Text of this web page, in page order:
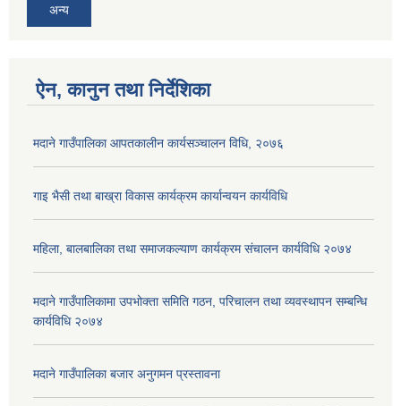
अन्य
ऐन, कानुन तथा निर्देशिका
मदाने गाउँपालिका आपतकालीन कार्यसञ्चालन विधि, २०७६
गाइ भैसी तथा बाख्रा विकास कार्यक्रम कार्यान्वयन कार्यविधि
महिला, बालबालिका तथा समाजकल्याण कार्यक्रम संचालन कार्यविधि २०७४
मदाने गाउँपालिकामा उपभोक्ता समिति गठन, परिचालन तथा व्यवस्थापन सम्बन्धि
कार्यविधि २०७४
मदाने गाउँपालिका बजार अनुगमन प्रस्तावना